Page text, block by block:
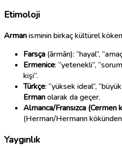
Etimoloji
Armanisminin birkaç kültürel
Farsça (ārmān): “hayal”,
Ermenice: “yetenekli”,
kişi”.
Türkçe: “yüksek ideal”,
Ermanolarak da geçer.
Almanca/Fransızca (Cermen
(Herman/Hermann
Yaygınlık